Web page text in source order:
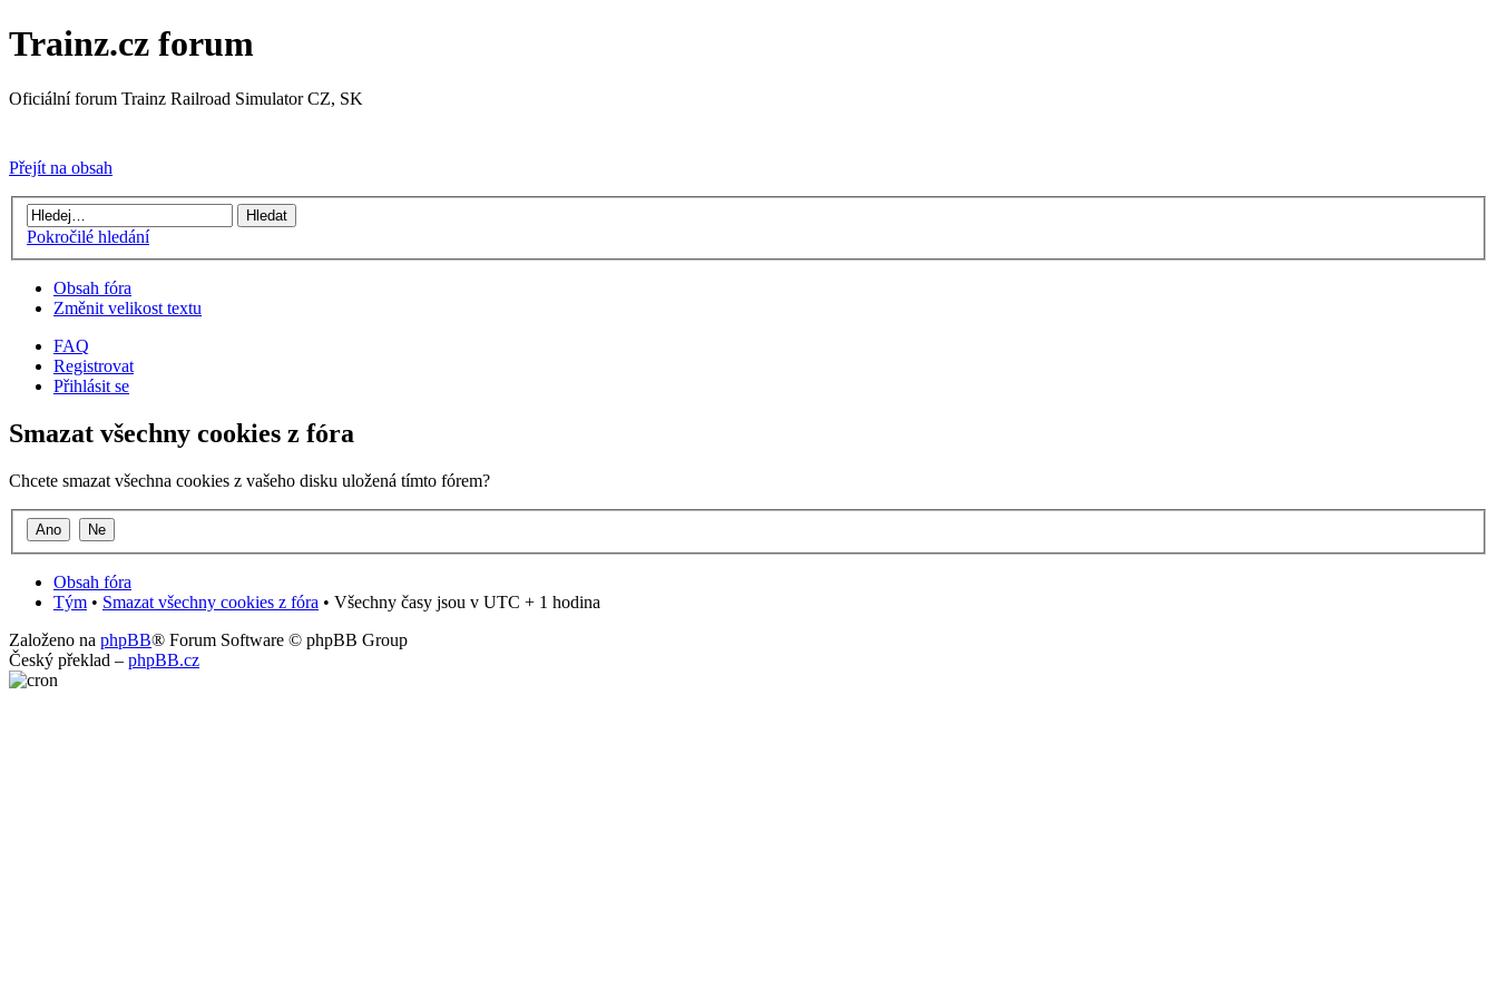
Trainz.cz forum
Oficiální forum Trainz Railroad Simulator CZ, SK
Přejít na obsah
Pokročilé hledání
Obsah fóra
Změnit velikost textu
FAQ
Registrovat
Přihlásit se
Smazat všechny cookies z fóra
Chcete smazat všechna cookies z vašeho disku uložená tímto fórem?
Obsah fóra
Tým • Smazat všechny cookies z fóra • Všechny časy jsou v UTC + 1 hodina
Založeno na phpBB® Forum Software © phpBB Group
Český překlad – phpBB.cz